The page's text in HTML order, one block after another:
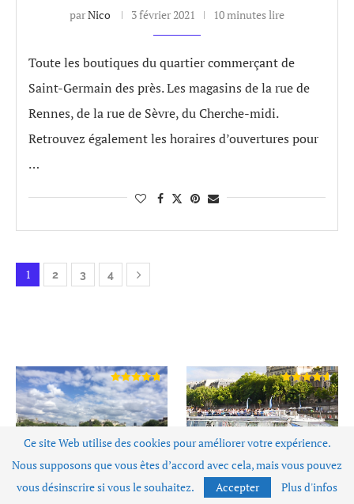
parNico 3 février 2021 10 minutes lire
Toute les boutiques du quartier commerçant de
Saint-Germain des près. Les magasins de la rue de
Rennes, de la rue de Sèvre, du Cherche-midi.
Retrouvez également les horaires d’ouvertures pour
…
1 2 3 4
Bateau Mouche pas cher
Les Vedettes du Pont
Ce site Web utilise des cookies pour améliorer votre expérience.
Nous supposons que vous êtes d’accord avec cela, mais vous pouvez
vous désinscrire si vous le souhaitez.
Accepter Plus d'infos